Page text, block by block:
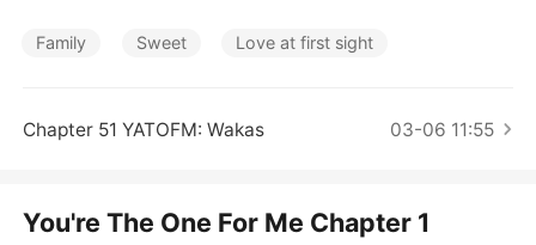
infront of her. Nang muli silang magkaharap ay nalaman
di magandang impression ang iniwan niya dito. Pinalala
dito dahil ito na ang pinakamayabang at pinaka-arogan
Family Sweet Love at first sight
Chapter 51 YATOFM: Wakas 03-06 11:55
You're The One For Me Chapter 1